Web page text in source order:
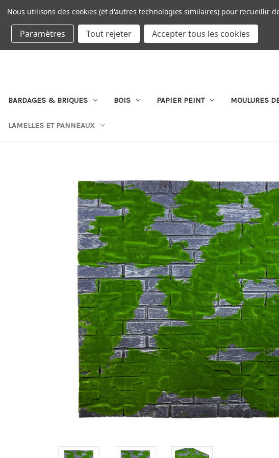
DEVISE : EUR
BARDAGES & BRIQUES BOIS PAPIER PEINT MOULURES
LAMELLES ET PANNEAUX
Nous utilisons des cookies (et d'autres technologies similaires) pour recueillir
Paramètres Tout rejeter Accepter tous les cookies